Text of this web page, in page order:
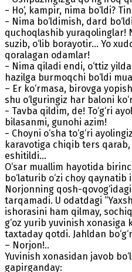
− Ho‘, kampir, nima bo‘ldi?
− Nima bo‘ldimish, dard
quchoqlashib yuraqolinglar!
suzib, o‘lib borayotir… Yo
qoralagan odamlar!
− Nima qiladi endi, o‘ttiz
hazilga burmoqchi bo‘ldi
– Er ko‘rmasa, birovga
shu o‘lguringiz har baloni
− Tavba qildim, de! To‘g‘ri
bilasanmi, gunohi azim!
− Choyni o‘sha to‘g‘ri
karavotiga chiqib ters
eshitildi…
O‘sar muallim hayotida
bo‘laturib o‘zi choy qaynatib
Norjonning qosh-
tarqamadi. U odatdagi
ishorasini ham qilmay,
g‘oz yurib yuvinish xonasiga
taxtaday qotdi. Jahldan
– Norjon!..
Yuvinish xonasidan javob
gapirganday: